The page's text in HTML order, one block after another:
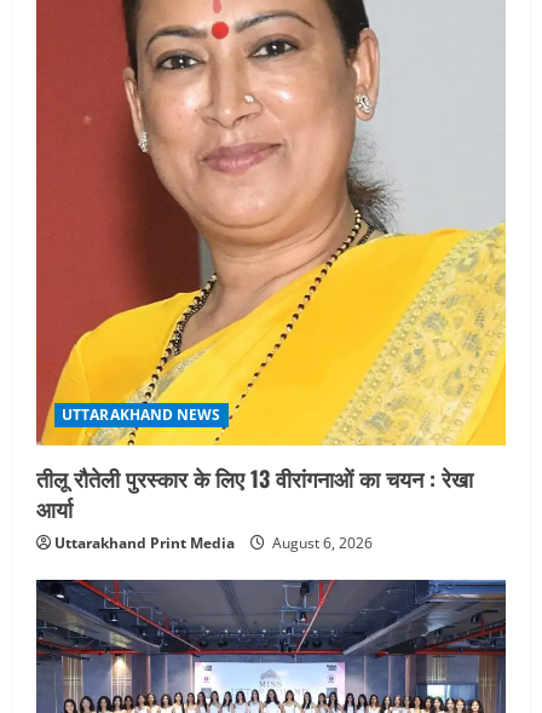
August 5, 2026
4
STATES NEWS
महाराज की राजस्थान के मुख्यमंत्री से
शिष्टाचार भेंट पर्यटन और सांस्कृतिक
गतिविधियों के विस्तार पर हुई चर्चा
August 4, 2026
UTTARAKHAND NEWS
नोमुरा रिपोर्ट: जंग के कारण भारत को हर वर्ष
₹14.15 लाख करोड़ का नुकसान, जो देश की
जीडीपी का 4.3% के बराबर
August 3, 2026
UTTARAKHAND NEWS
तीलू रौतेली पुरस्कार के लिए 13 वीरांगनाओं का चयन : रेखा
आर्या
Uttarakhand Print Media August 6, 2026